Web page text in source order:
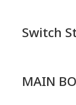
Switch
MAIN